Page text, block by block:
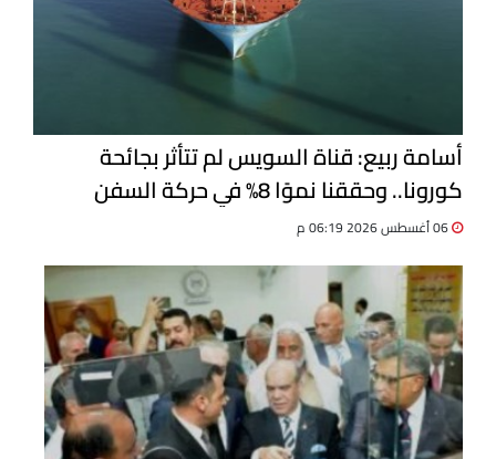
أسامة ربيع: قناة السويس لم تتأثر بجائحة
كورونا.. وحققنا نموًا 8% في حركة السفن